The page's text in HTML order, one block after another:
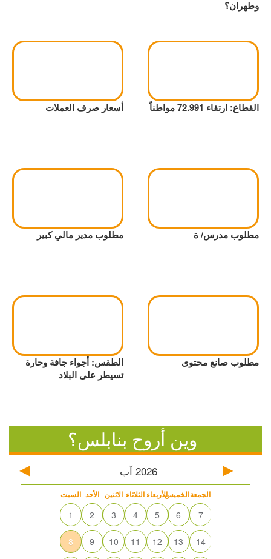
وطهران؟
القطاع: ارتقاء 72.991 مواطناً أسعار صرف العملات
مطلوب مدرس/ ة مطلوب مدير مالي كبير
مطلوب صانع محتوى
الطقس: أجواء جافة وحارة
تسيطر على البلاد
وين أروح بنابلس؟
2026 آب
السبت الأحد الاثنين الثلاثاء الأربعاءالخميسالجمعة
1 2 3 4 5 6 7
8 9 10 11 12 13 14